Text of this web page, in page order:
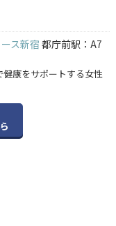
ス新宿 都庁前駅：A7
健康をサポートする女性